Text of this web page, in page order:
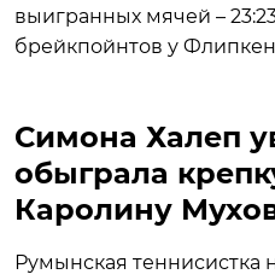
выигранных мячей –
брейкпойнтов у
Симона Халеп
обыграла
Каролину
Румынская теннисистка